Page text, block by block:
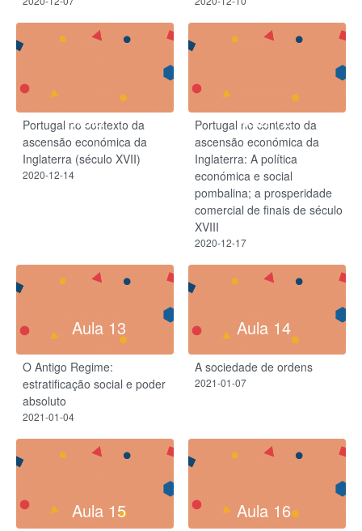
Aula 11
Portugal no contexto da
ascensão económica da
Inglaterra (século XVII)
2020-12-14
Aula 12
Portugal no contexto da
ascensão económica da
Inglaterra: A política
económica e social
pombalina; a prosperidade
comercial de finais de século
XVIII
2020-12-17
Aula 13
O Antigo Regime:
estratificação social e poder
absoluto
2021-01-04
Aula 14
A sociedade de ordens
2021-01-07
Aula 15 Aula 16